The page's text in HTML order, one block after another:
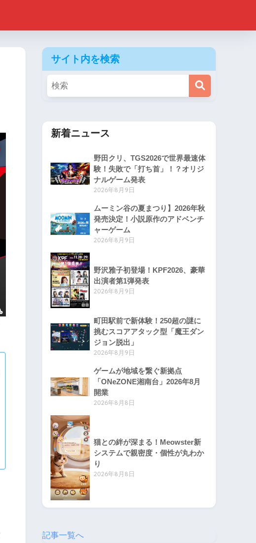
サイト内を検索
新着ニュース
野田クリ、TGS2026で世界最速体
験！失敗で「打ち首」！？オリジ
ナルゲーム発表
2026年8月9日
ムーミン谷の夏まつり】2026年秋
発売決定！小説原作のアドベンチ
ャーゲーム
2026年8月9日
野沢雅子初登場！KPF2026、豪華
出演者第1弾発表
2026年8月9日
町田駅前で新体験！250超の謎に
挑むスコアアタック型「魔王ダン
ジョン脱出」
2026年8月9日
ゲームが地域を繋ぐ新拠点
「ONeZONE湘南台」2026年8月
開業
2026年8月8日
猫との絆が深まる！Meowster新
システムで親密度・個性が丸わか
り
2026年8月8日
記事一覧へ